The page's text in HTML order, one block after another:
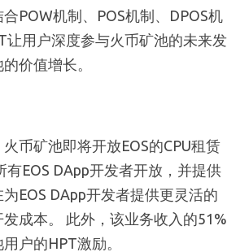
POW机制、POS机制、DPOS机
让用户深度参与火币矿池的未来发
价值增长。
币矿池即将开放EOS的CPU租赁
有EOS DApp开发者开放，并提供
EOS DApp开发者提供更灵活的
成本。 此外，该业务收入的51%
户的HPT激励。